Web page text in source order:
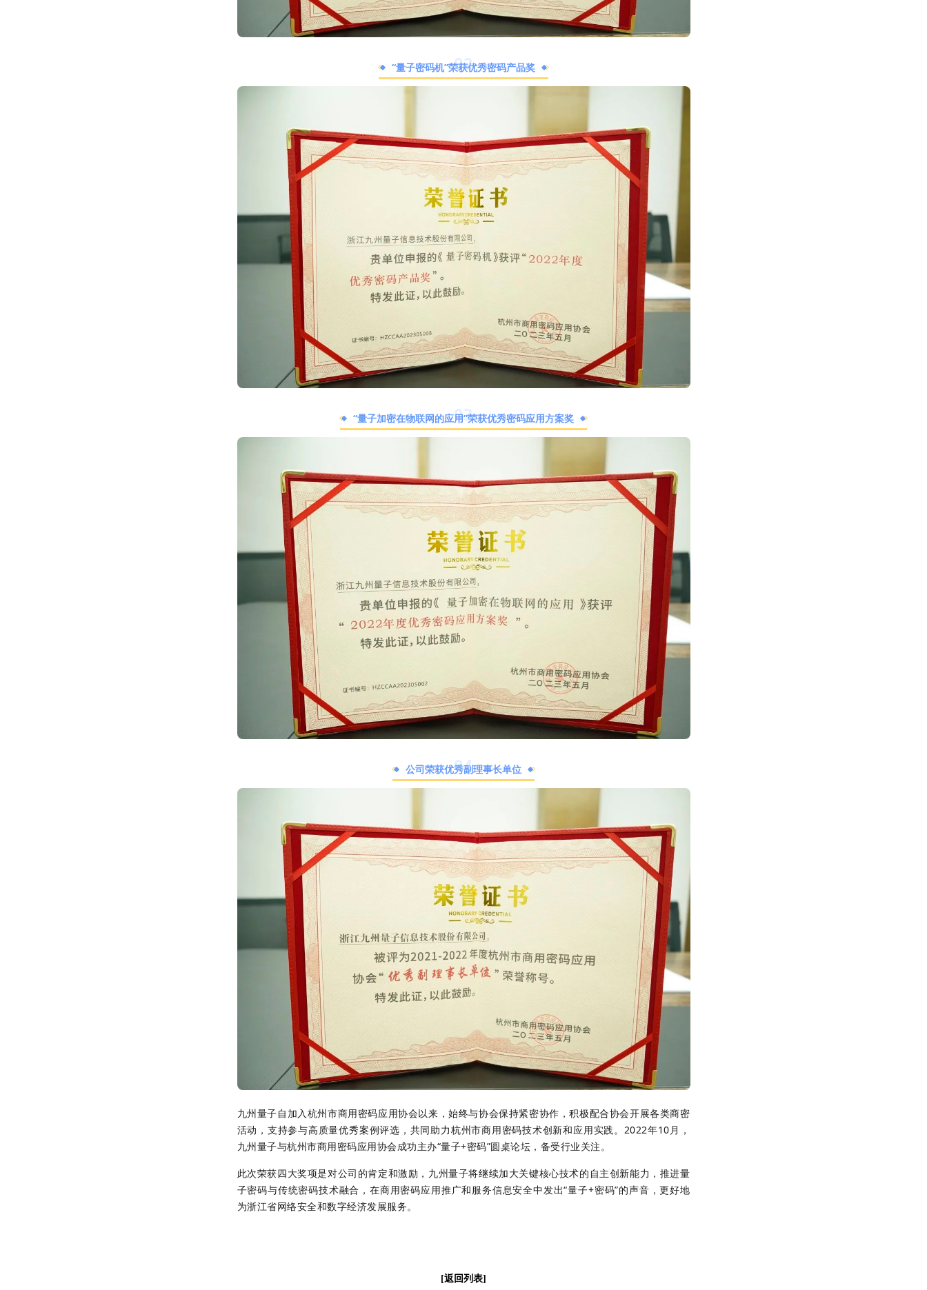
02
“量子密码机”荣获优秀密码产品奖
03
“量子加密在物联网的应用”荣获优秀密码应用方案奖
04
公司荣获优秀副理事长单位
九州量子自加入杭州市商用密码应用协会以来，始终与协会保持紧密协作，积极配合协会开展各类商密
活动，支持参与高质量优秀案例评选，共同助力杭州市商用密码技术创新和应用实践。 2022年10月，
九州量子与杭州市商用密码应用协会成功主办“量子+密码”圆桌论坛，备受行业关注。
此次荣获四大奖项是对公司的肯定和激励，九州量子将继续加大关键核心技术的自主创新能力，推进量
子密码与传统密码技术融合，在商用密码应用推广和服务信息安全中发出“量子+密码”的声音，更好地
为浙江省网络安全和数字经济发展服务。
[返回列表]